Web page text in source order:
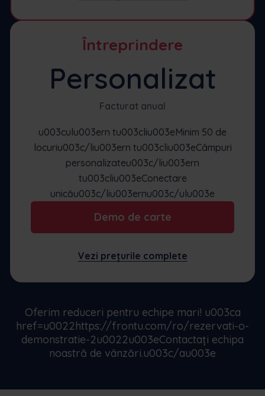
Întreprindere
Personalizat
Facturat anual
u003culu003ern tu003cliu003eMinim 50 de
locuriu003c/liu003ern tu003cliu003eCâmpuri
personalizateu003c/liu003ern
tu003cliu003eConectare
unicău003c/liu003ernu003c/ulu003e
Demo de carte
Vezi prețurile complete
Oferim reduceri pentru echipe mari! u003ca
href=u0022https://frontu.com/ro/rezervati-o-
demonstratie-2u0022u003eContactați echipa
noastră de vânzări.u003c/au003e